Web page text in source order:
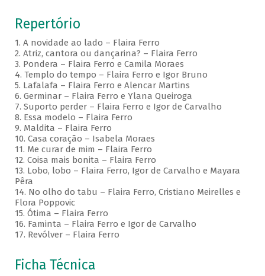
Repertório
1. A novidade ao lado – Flaira Ferro
2. Atriz, cantora ou dançarina? – Flaira Ferro
3. Pondera – Flaira Ferro e Camila Moraes
4. Templo do tempo – Flaira Ferro e Igor Bruno
5. Lafalafa – Flaira Ferro e Alencar Martins
6. Germinar – Flaira Ferro e Ylana Queiroga
7. Suporto perder – Flaira Ferro e Igor de Carvalho
8. Essa modelo – Flaira Ferro
9. Maldita – Flaira Ferro
10. Casa coração – Isabela Moraes
11. Me curar de mim – Flaira Ferro
12. Coisa mais bonita – Flaira Ferro
13. Lobo, lobo – Flaira Ferro, Igor de Carvalho e Mayara
Pêra
14. No olho do tabu – Flaira Ferro, Cristiano Meirelles e
Flora Poppovic
15. Ótima – Flaira Ferro
16. Faminta – Flaira Ferro e Igor de Carvalho
17. Revólver – Flaira Ferro
Ficha Técnica